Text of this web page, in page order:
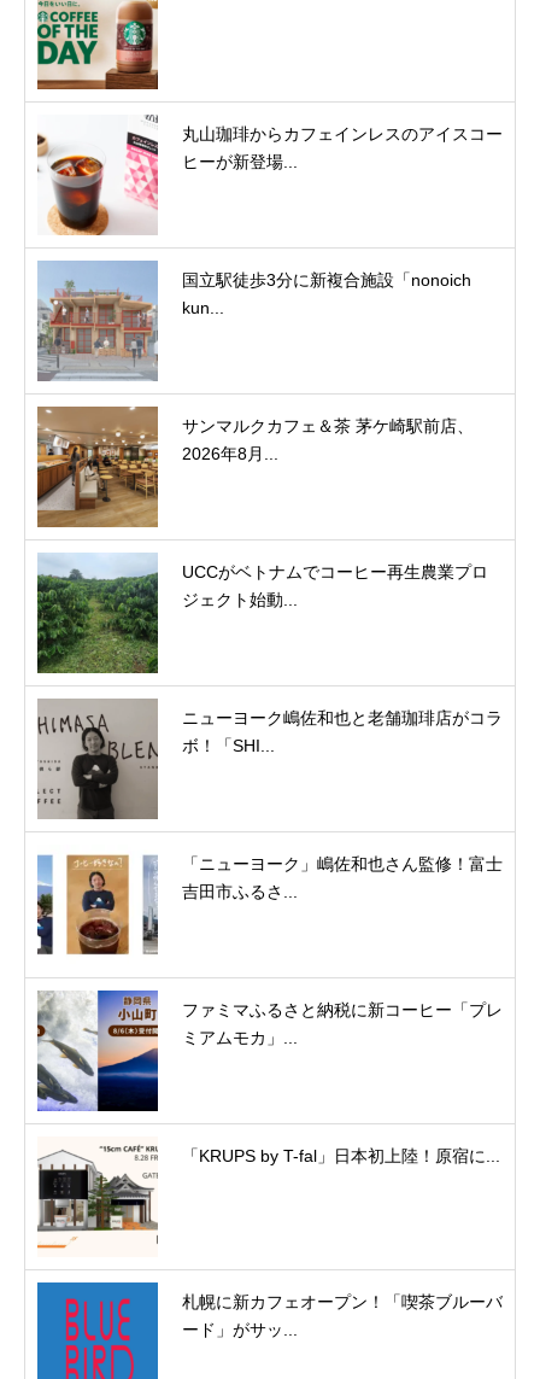
丸山珈琲からカフェインレスのアイスコー
ヒーが新登場...
国立駅徒歩3分に新複合施設「nonoich
kun...
サンマルクカフェ＆茶 茅ケ崎駅前店、
2026年8月...
UCCがベトナムでコーヒー再生農業プロ
ジェクト始動...
ニューヨーク嶋佐和也と老舗珈琲店がコラ
ボ！「SHI...
「ニューヨーク」嶋佐和也さん監修！富士
吉田市ふるさ...
ファミマふるさと納税に新コーヒー「プレ
ミアムモカ」...
「KRUPS by T-fal」日本初上陸！原宿に...
札幌に新カフェオープン！「喫茶ブルーバ
ード」がサッ...